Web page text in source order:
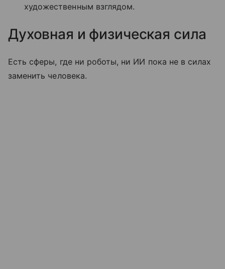
художественным взглядом.
Духовная и физическая сила
Есть сферы, где ни роботы, ни ИИ пока не в силах
заменить человека.